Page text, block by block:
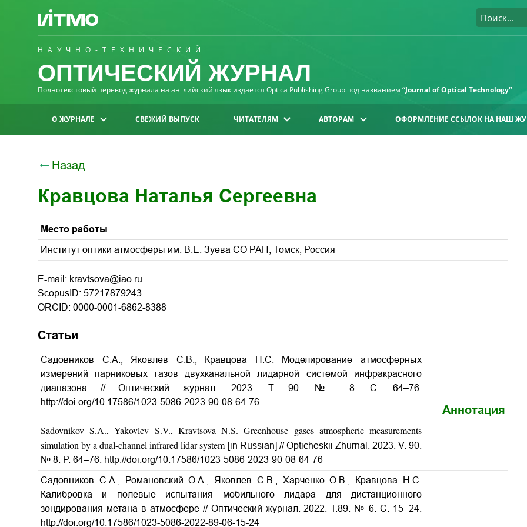
НАУЧНО-ТЕХНИЧЕСКИЙ
ОПТИЧЕСКИЙ ЖУРНАЛ
Полнотекстовый перевод журнала на английский язык издаётся Optica Publishing Group под названием “Journal of Optical Technology“
О ЖУРНАЛЕ СВЕЖИЙ ВЫПУСК ЧИТАТЕЛЯМ АВТОРАМ ОФОРМЛЕНИЕ ССЫЛОК НА НАШ
Назад
Кравцова Наталья Сергеевна
Место работы
Институт оптики атмосферы им. В.Е. Зуева СО РАН, Томск, Россия
E-mail: kravtsova@iao.ru
ScopusID: 57217879243
ORCID: 0000-0001-6862-8388
Статьи
Садовников С.А., Яковлев С.В., Кравцова Н.С. Моделирование атмосферных
измерений парниковых газов двухканальной лидарной системой инфракрасного
диапазона // Оптический журнал. 2023. Т. 90. № 8.С . 64–76.
http://doi.org/10.17586/1023-5086-2023-90-08-64-76
Sadovnikov S.A., Yakovlev S.V., Kravtsova N.S. Greenhouse gases atmospheric measurements
simulation by a dual-channel infrared lidar system [in Russian] // Opticheskii Zhurnal. 2023. V. 90.
№ 8. P. 64–76. http://doi.org/10.17586/1023-5086-2023-90-08-64-76
Аннотация
Садовников С.А., Романовский О.А., Яковлев С.В., Харченко О.В., Кравцова Н.С.
Калибровка и полевые испытания мобильного лидара для дистанционного
зондирования метана в атмосфере // Оптический журнал. 2022. Т.89. № 6. С. 15–24.
http://doi.org/10.17586/1023-5086-2022-89-06-15-24